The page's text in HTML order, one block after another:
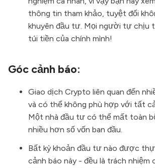
thông tin tham khảo, tuyệt đối
khuyên đầu tư. Mọi người tự chịu
túi tiền của chính mình!
Góc cảnh báo:
Giao dịch Crypto liên quan đến
và có thể không phù hợp với tất
Một nhà đầu tư có thể mất toàn
nhiều hơn số vốn ban đầu.
Bất kỳ khoản đầu tư nào được
cảnh báo này - đều là trách nhiệm